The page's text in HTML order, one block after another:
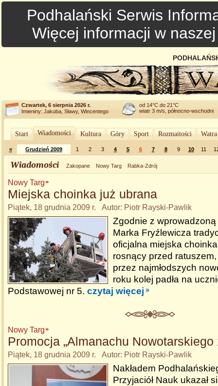
Podhalański Serwis
Więcej informacji w
Czwartek, 6 sierpnia 2026 r.
Imieniny: Jakuba, Sławy, Wincentego
od 14°C do 21°C
wiatr 3 m/s, północno-wschodni
Start Wiadomości Kultura Góry Sport Rozmaitości
« Grudzień 2009 1 2 3 4 5 6 7 8 9 10 11
Wiadomości Zakopane Nowy Targ Rabka-Zdrój
Nowy Targ
Miejska choinka już ubrana
Piątek, 18 grudnia 2009 r. Autor: Piotr Rayski-Pawlik
Zgodnie z
Marka Fryźlewicza
oficjalna miejska
rosnący przed
przez najmłodszych
roku kolej padła na
Podstawowej nr 5. czytaj więcej
Nowy Targ
Promocja „Almanachu Nowotarskiego
Piątek, 18 grudnia 2009 r. Autor: Piotr Rayski-Pawlik
Nakładem
Przyjaciół Nauk ukazał